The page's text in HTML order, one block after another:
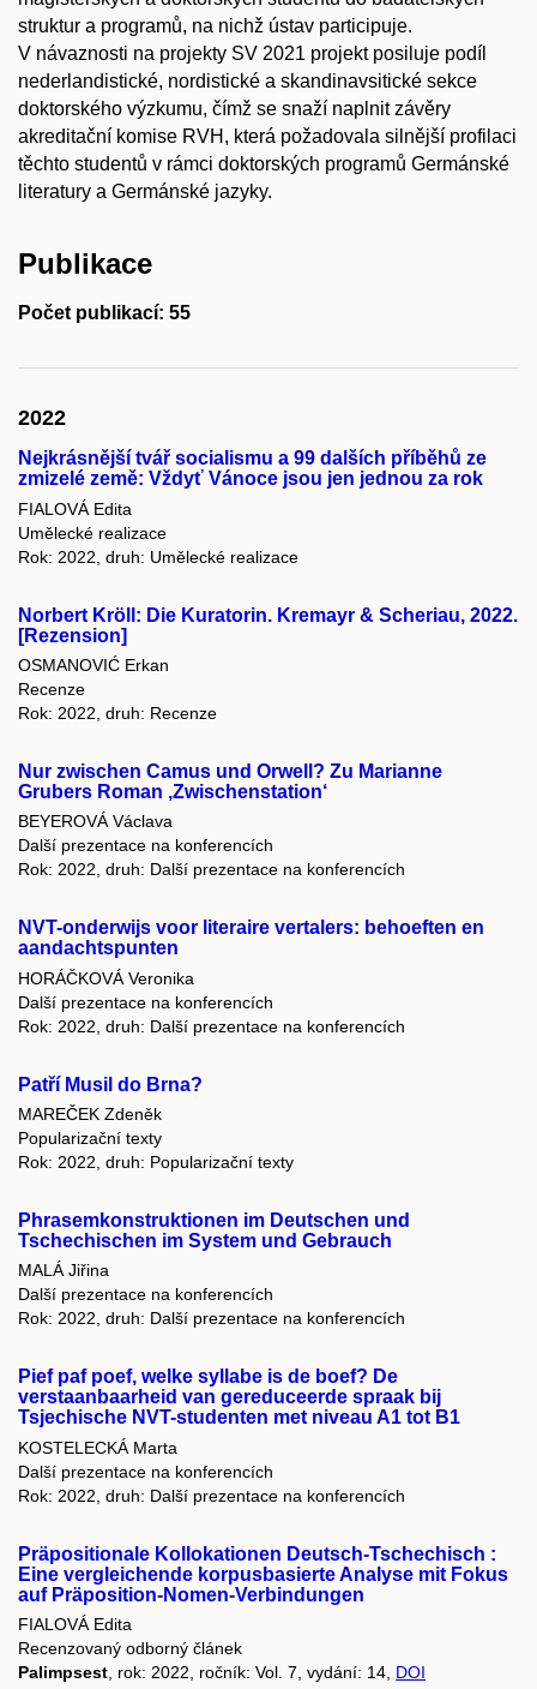
struktur a programů, na nichž ústav participuje.
V návaznosti na projekty SV 2021 projekt posiluje podíl
nederlandistické, nordistické a skandinavsitické sekce
doktorského výzkumu, čímž se snaží naplnit závěry
akreditační komise RVH, která požadovala silnější profilaci
těchto studentů v rámci doktorských programů Germánské
literatury a Germánské jazyky.
Publikace
Počet publikací: 55
2022
Nejkrásnější tvář socialismu a 99 dalších příběhů ze
zmizelé země: Vždyť Vánoce jsou jen jednou za rok
FIALOVÁ Edita
Umělecké realizace
Rok: 2022, druh: Umělecké realizace
Norbert Kröll: Die Kuratorin. Kremayr & Scheriau, 2022.
[Rezension]
OSMANOVIĆ Erkan
Recenze
Rok: 2022, druh: Recenze
Nur zwischen Camus und Orwell? Zu Marianne
Grubers Roman ‚Zwischenstation‘
BEYEROVÁ Václava
Další prezentace na konferencích
Rok: 2022, druh: Další prezentace na konferencích
NVT-onderwijs voor literaire vertalers: behoeften en
aandachtspunten
HORÁČKOVÁ Veronika
Další prezentace na konferencích
Rok: 2022, druh: Další prezentace na konferencích
Patří Musil do Brna?
MAREČEK Zdeněk
Popularizační texty
Rok: 2022, druh: Popularizační texty
Phrasemkonstruktionen im Deutschen und
Tschechischen im System und Gebrauch
MALÁ Jiřina
Další prezentace na konferencích
Rok: 2022, druh: Další prezentace na konferencích
Pief paf poef, welke syllabe is de boef? De
verstaanbaarheid van gereduceerde spraak bij
Tsjechische NVT-studenten met niveau A1 tot B1
KOSTELECKÁ Marta
Další prezentace na konferencích
Rok: 2022, druh: Další prezentace na konferencích
Präpositionale Kollokationen Deutsch-Tschechisch :
Eine vergleichende korpusbasierte Analyse mit Fokus
auf Präposition-Nomen-Verbindungen
FIALOVÁ Edita
Recenzovaný odborný článek
Palimpsest , rok: 2022, ročník: Vol. 7, vydání: 14, DOI